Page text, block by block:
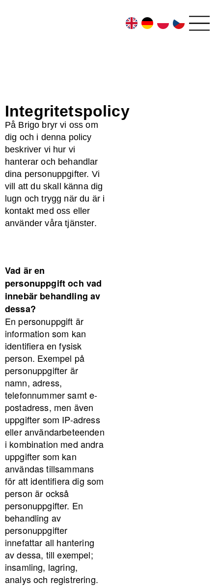
EN DE PL CS
Integritetspolicy
På Brigo bryr vi oss om
dig och i denna policy
beskriver vi hur vi
hanterar och behandlar
dina personuppgifter. Vi
vill att du skall känna dig
lugn och trygg när du är i
kontakt med oss eller
använder våra tjänster.
Vad är en
personuppgift och vad
innebär behandling av
dessa?
En personuppgift är
information som kan
identifiera en fysisk
person. Exempel på
personuppgifter är
namn, adress,
telefonnummer samt e-
postadress, men även
uppgifter som IP-adress
eller användarbeteenden
i kombination med andra
uppgifter som kan
användas tillsammans
för att identifiera dig som
person är också
personuppgifter. En
behandling av
personuppgifter
innefattar all hantering
av dessa, till exempel;
insamling, lagring,
analys och registrering.